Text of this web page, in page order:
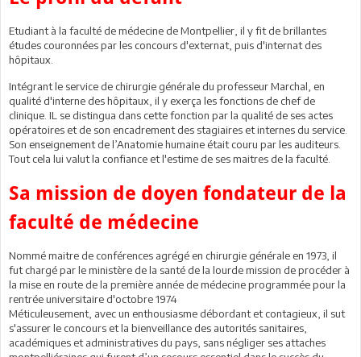
Etudiant à la faculté de médecine de Montpellier, il y fit de brillantes
études couronnées par les concours d'externat, puis d'internat des
hôpitaux.
Intégrant le service de chirurgie générale du professeur Marchal, en
qualité d'interne des hôpitaux, il y exerça les fonctions de chef de
clinique. IL se distingua dans cette fonction par la qualité de ses actes
opératoires et de son encadrement des stagiaires et internes du service.
Son enseignement de l’Anatomie humaine était couru par les auditeurs.
Tout cela lui valut la confiance et l'estime de ses maitres de la faculté.
Sa mission de doyen fondateur de la
faculté de médecine
Nommé maitre de conférences agrégé en chirurgie générale en 1973, il
fut chargé par le ministère de la santé de la lourde mission de procéder à
la mise en route de la première année de médecine programmée pour la
rentrée universitaire d'octobre 1974
Méticuleusement, avec un enthousiasme débordant et contagieux, il sut
s'assurer le concours et la bienveillance des autorités sanitaires,
académiques et administratives du pays, sans négliger ses attaches